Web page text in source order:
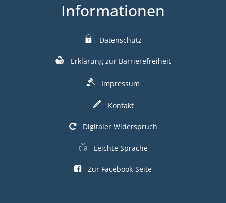
Informationen
Datenschutz
Erklärung zur Barrierefreiheit
Impressum
Kontakt
Digitaler Widerspruch
Leichte Sprache
Zur Facebook-Seite